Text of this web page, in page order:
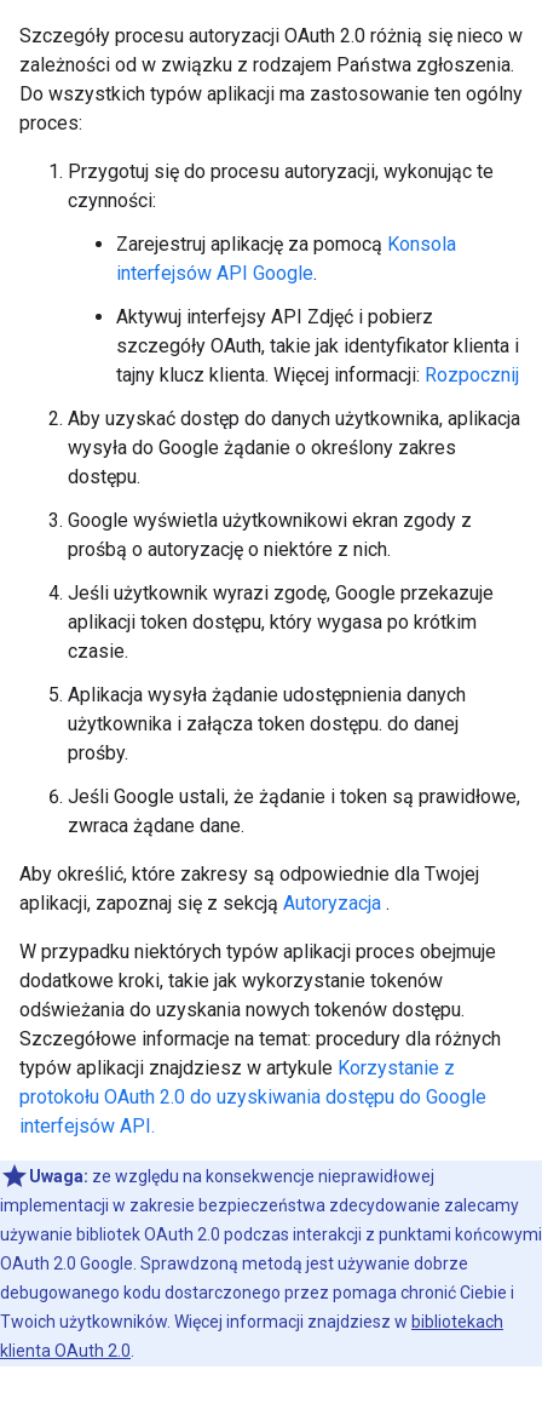
Szczegóły procesu autoryzacji OAuth 2.0 różnią się nieco w
zależności od w związku z rodzajem Państwa zgłoszenia.
Do wszystkich typów aplikacji ma zastosowanie ten ogólny
proces:
Przygotuj się do procesu autoryzacji, wykonując te
czynności:
Zarejestruj aplikację za pomocą Konsola
interfejsów API Google.
Aktywuj interfejsy API Zdjęć i pobierz
szczegóły OAuth, takie jak identyfikator klienta i
tajny klucz klienta. Więcej informacji: Rozpocznij
Aby uzyskać dostęp do danych użytkownika, aplikacja
wysyła do Google żądanie o określony zakres
dostępu.
Google wyświetla użytkownikowi ekran zgody z
prośbą o autoryzację o niektóre z nich.
Jeśli użytkownik wyrazi zgodę, Google przekazuje
aplikacji token dostępu, który wygasa po krótkim
czasie.
Aplikacja wysyła żądanie udostępnienia danych
użytkownika i załącza token dostępu. do danej
prośby.
Jeśli Google ustali, że żądanie i token są prawidłowe,
zwraca żądane dane.
Aby określić, które zakresy są odpowiednie dla Twojej
aplikacji, zapoznaj się z sekcją Autoryzacja .
W przypadku niektórych typów aplikacji proces obejmuje
dodatkowe kroki, takie jak wykorzystanie tokenów
odświeżania do uzyskania nowych tokenów dostępu.
Szczegółowe informacje na temat: procedury dla różnych
typów aplikacji znajdziesz w artykule Korzystanie z
protokołu OAuth 2.0 do uzyskiwania dostępu do Google
interfejsów API.
Uwaga: ze względu na konsekwencje nieprawidłowej
implementacji w zakresie bezpieczeństwa zdecydowanie zalecamy
używanie bibliotek OAuth 2.0 podczas interakcji z punktami końcowymi
OAuth 2.0 Google. Sprawdzoną metodą jest używanie dobrze
debugowanego kodu dostarczonego przez pomaga chronić Ciebie i
Twoich użytkowników. Więcej informacji znajdziesz w bibliotekach
klienta OAuth 2.0